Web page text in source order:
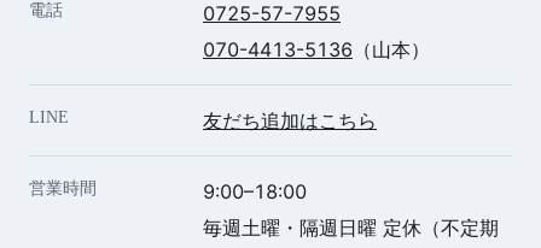
電話
0725-57-7955
070-4413-5136 （山本）
LINE 友だち追加はこちら
営業時間
9:00–18:00
毎週土曜・隔週日曜 定休（不定期